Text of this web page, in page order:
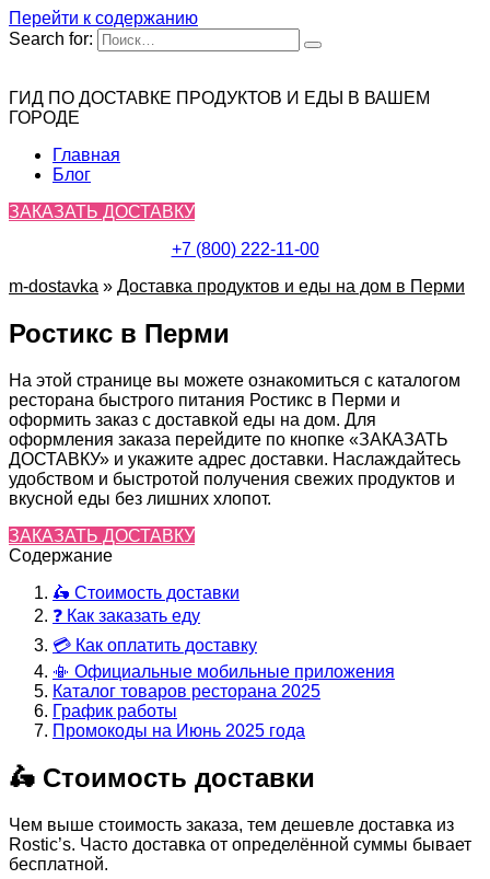
Перейти к содержанию
Search for:
ГИД ПО ДОСТАВКЕ ПРОДУКТОВ И ЕДЫ В ВАШЕМ
ГОРОДЕ
Главная
Блог
ЗАКАЗАТЬ ДОСТАВКУ
+7 (800) 222-11-00
m-dostavka » Доставка продуктов и еды на дом в Перми
Ростикс в Перми
На этой странице вы можете ознакомиться с каталогом
ресторана быстрого питания Ростикс в Перми и
оформить заказ с доставкой еды на дом. Для
оформления заказа перейдите по кнопке «ЗАКАЗАТЬ
ДОСТАВКУ» и укажите адрес доставки. Наслаждайтесь
удобством и быстротой получения свежих продуктов и
вкусной еды без лишних хлопот.
ЗАКАЗАТЬ ДОСТАВКУ
Содержание
🛵 Стоимость доставки
❓ Как заказать еду
💳 Как оплатить доставку
📳 Официальные мобильные приложения
Каталог товаров ресторана 2025
График работы
Промокоды на Июнь 2025 года
🛵 Стоимость доставки
Чем выше стоимость заказа, тем дешевле доставка из
Rostic’s. Часто доставка от определённой суммы бывает
бесплатной.